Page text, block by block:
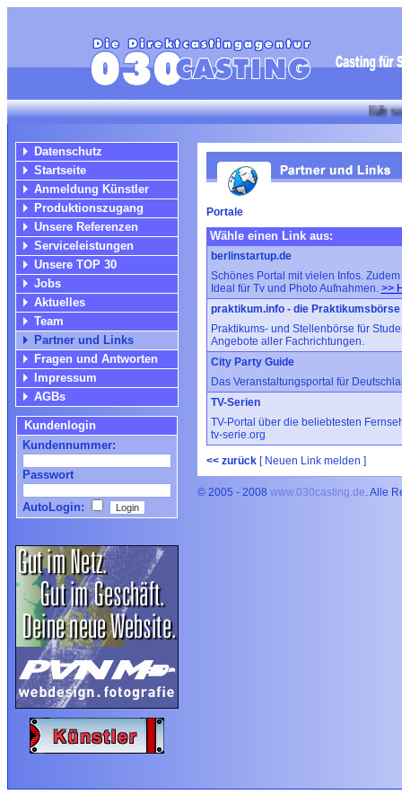
Wir suchen
Datenschutz
Startseite
Anmeldung Künstler
Produktionszugang
Unsere Referenzen
Serviceleistungen
Unsere TOP 30
Jobs
Aktuelles
Team
Partner und Links
Fragen und Antworten
Impressum
AGBs
Kundenlogin
Kundennummer:
Passwort
AutoLogin:
Portale
Wähle einen Link aus:
berlinstartup.de
Schönes Portal mit vielen Infos.
Ideal für Tv und Photo Aufnahmen. >>
praktikum.info - die Praktikumsbörse
Praktikums- und Stellenbörse für
Angebote aller Fachrichtungen.
City Party Guide
Das Veranstaltungsportal für
TV-Serien
TV-Portal über die beliebtesten
tv-serie.org
<< zurück [ Neuen Link melden ]
© 2005 - 2008 www.030casting.de. Alle